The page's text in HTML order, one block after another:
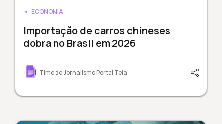
ECONOMIA
Importação de carros chineses
dobra no Brasil em 2026
Time de Jornalismo Portal Tela